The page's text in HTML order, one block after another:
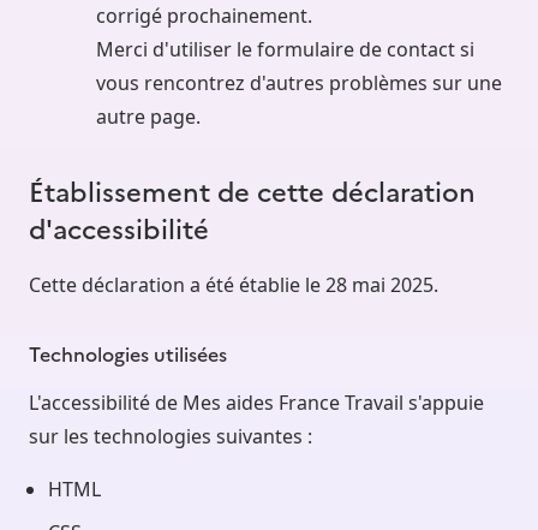
corrigé prochainement.
Merci d'utiliser le formulaire de contact si
vous rencontrez d'autres problèmes sur une
autre page.
Établissement de cette déclaration
d'accessibilité
Cette déclaration a été établie le 28 mai 2025.
Technologies utilisées
L'accessibilité de Mes aides France Travail s'appuie
sur les technologies suivantes :
HTML